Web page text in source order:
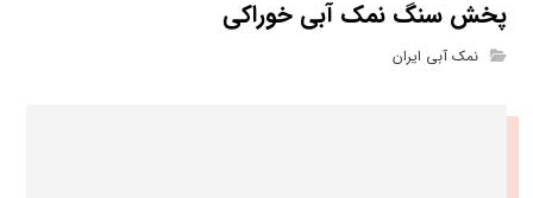
پخش سنگ نمک آبی خوراکی
نمک آبی ایران